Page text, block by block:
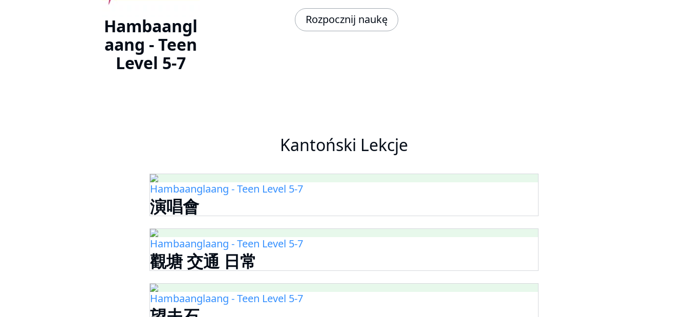
Hambaangl
aang - Teen
Level 5-7
Rozpocznij naukę
Kantoński Lekcje
Hambaanglaang - Teen Level 5-7
演唱會
Hambaanglaang - Teen Level 5-7
觀塘 交通 日常
Hambaanglaang - Teen Level 5-7